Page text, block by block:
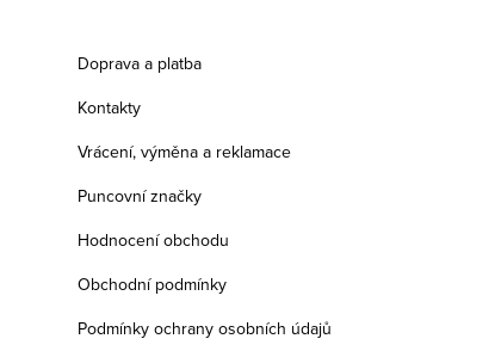
Doprava a platba
Kontakty
Vrácení, výměna a reklamace
Puncovní značky
Hodnocení obchodu
Obchodní podmínky
Podmínky ochrany osobních údajů